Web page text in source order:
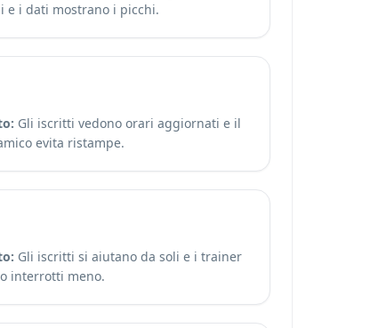
e i dati mostrano i picchi.
Gli iscritti vedono orari aggiornati e il
evita ristampe.
Gli iscritti si aiutano da soli e i trainer
interrotti meno.